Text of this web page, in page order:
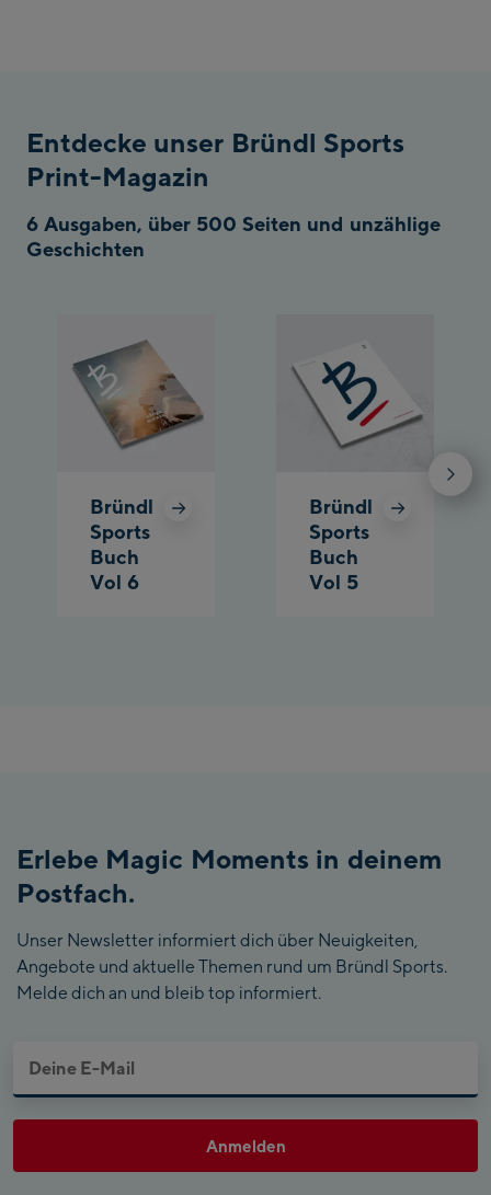
Entdecke unser Bründl Sports
Print-Magazin
6 Ausgaben, über 500 Seiten und unzählige
Geschichten
Bründl
Sports
Buch
Vol 6
Bründl
Sports
Buch
Vol 5
Erlebe Magic Moments in deinem
Postfach.
Unser Newsletter informiert dich über Neuigkeiten,
Angebote und aktuelle Themen rund um Bründl Sports.
Melde dich an und bleib top informiert.
Anmelden